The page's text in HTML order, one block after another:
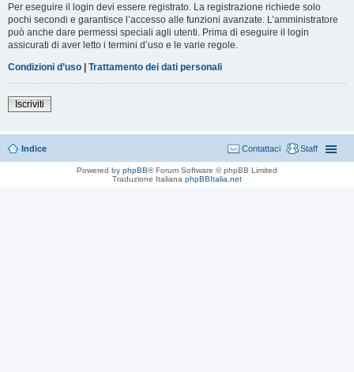
Per eseguire il login devi essere registrato. La registrazione richiede solo
pochi secondi e garantisce l’accesso alle funzioni avanzate. L’amministratore
può anche dare permessi speciali agli utenti. Prima di eseguire il login
assicurati di aver letto i termini d’uso e le varie regole.
Condizioni d’uso | Trattamento dei dati personali
Iscriviti
Indice Staff
Contattaci
Powered by phpBB® Forum Software © phpBB Limited
Traduzione Italiana phpBBItalia.net